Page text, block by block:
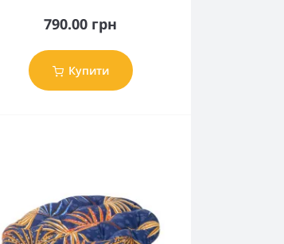
790.00 грн
Купити